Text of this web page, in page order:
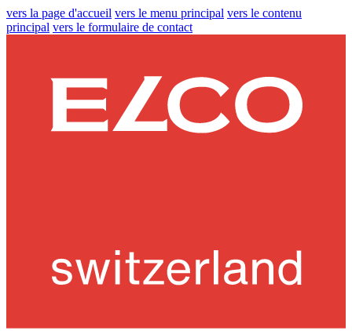
vers la page d'accueil vers le menu principal vers le contenu
principal vers le formulaire de contact